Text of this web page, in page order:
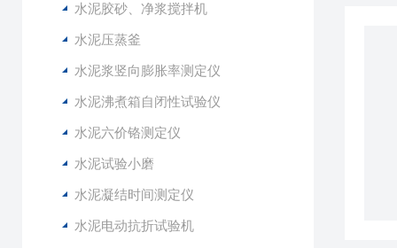
水泥胶砂、净浆搅拌机
水泥压蒸釜
水泥浆竖向膨胀率测定仪
水泥沸煮箱自闭性试验仪
水泥六价铬测定仪
水泥试验小磨
水泥凝结时间测定仪
水泥电动抗折试验机